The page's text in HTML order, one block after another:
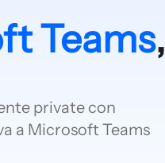
Teams,
private con
a Microsoft Teams